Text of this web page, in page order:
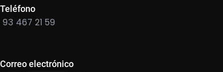
Teléfono
93 467 21 59
Correo electrónico